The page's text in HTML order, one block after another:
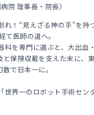
院 理事長・院長）
れ！“見えざる神の手”を持
医師の道へ。
を専門に選ぶと、大出血
保険収載を支えた末に、
で日本一に。
界一のロボット手術セン